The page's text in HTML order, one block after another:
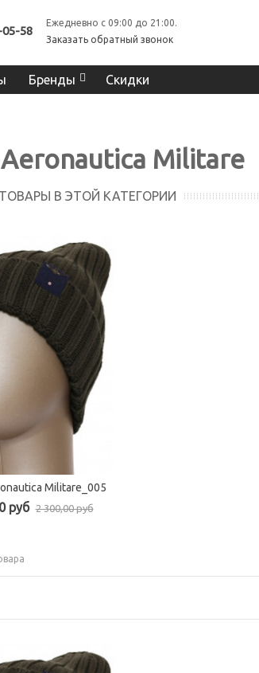
05-58
Ежедневно с 09:00 до 21:00.
Заказать обратный звонок
Бренды Скидки
Aeronautica Militare
В ЭТОЙ КАТЕГОРИИ
просмотр
Militare_005
руб 2 300,00 руб